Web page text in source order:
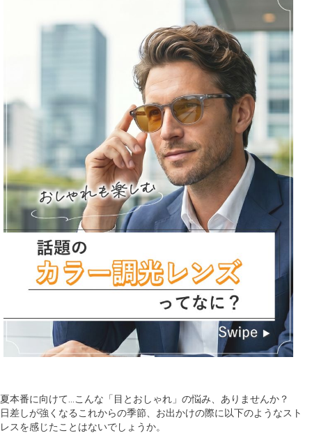
夏本番に向けて…こんな「目とおしゃれ」の悩み、ありませんか？
日差しが強くなるこれからの季節、お出かけの際に以下のようなスト
レスを感じたことはないでしょうか。